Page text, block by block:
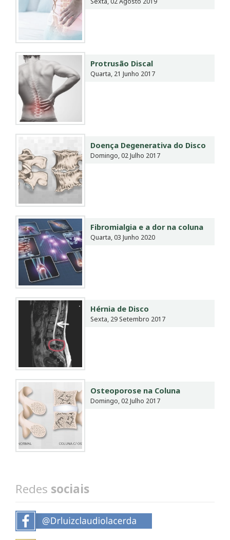
Protrusão Discal
Quarta, 21 Junho 2017
Doença Degenerativa do Disco
Domingo, 02 Julho 2017
Fibromialgia e a dor na coluna
Quarta, 03 Junho 2020
Hérnia de Disco
Sexta, 29 Setembro 2017
Osteoporose na Coluna
Domingo, 02 Julho 2017
Redes sociais